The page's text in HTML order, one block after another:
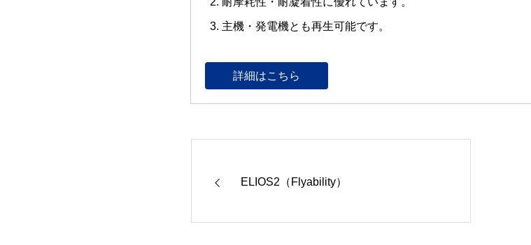
主機・発電機とも再生可能です。
詳細はこちら
ELIOS2（Flyability）